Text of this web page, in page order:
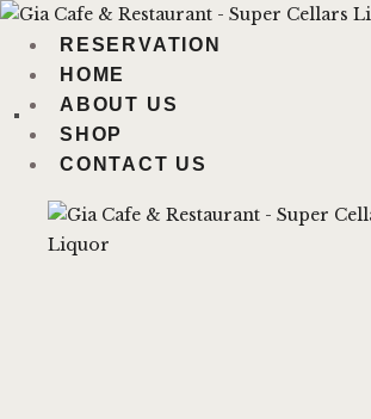
RESERVATION
HOME
ABOUT US
SHOP
CONTACT US
GIA CAFE &
CELLARS LIQUOR